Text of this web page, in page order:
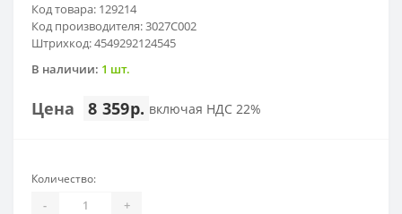
Код товара: 129214
Код производителя: 3027C002
Штрихкод: 4549292124545
В наличии: 1 шт.
Цена 8 359р. включая НДС 22%
Количество:
- +